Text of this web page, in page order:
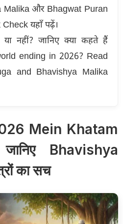
Malika और Bhagwat Puran
यहाँ पढ़ें।
नहीं? जानिए क्या कहते हैं
ending in 2026? Read
and Bhavishya Malika
Mein Khatam
Bhavishya
का सच